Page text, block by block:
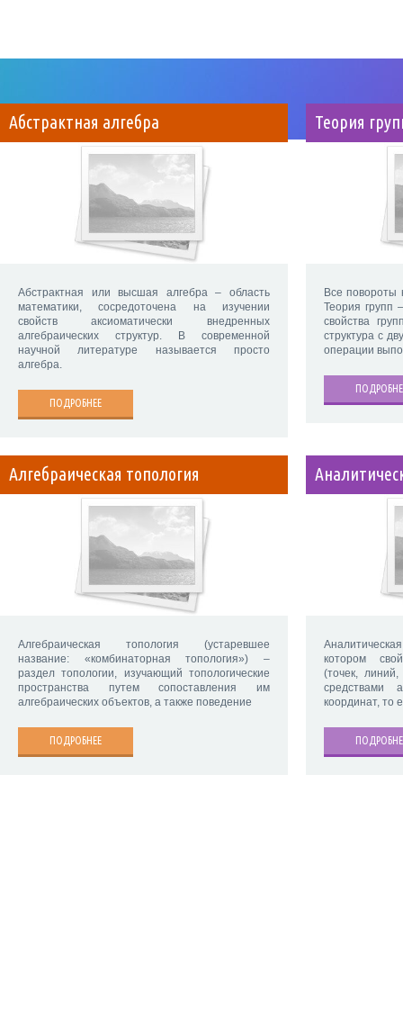
Абстрактная алгебра
Абстрактная или высшая алгебра – область
математики, сосредоточена на изучении
свойств аксиоматически внедренных
алгебраических структур. В современной
научной литературе называется просто
алгебра.
ПОДРОБНЕЕ
Теория
Все повороты
Теория групп
свойства
структура с
операции
Алгебраическая топология
Алгебраическая топология (устаревшее
название: «комбинаторная топология») –
раздел топологии, изучающий топологические
пространства путем сопоставления им
алгебраических объектов, а также поведение
ПОДРОБНЕЕ
котором
(точек, линий,
средствами
координат, то